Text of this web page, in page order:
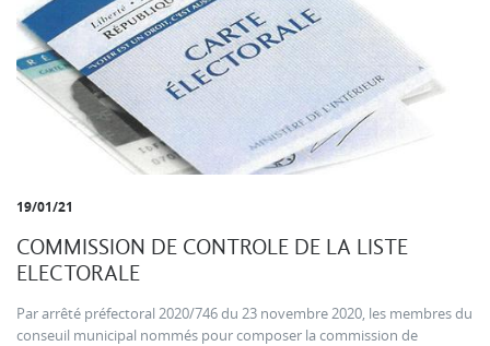
19/01/21
COMMISSION DE CONTROLE DE LA LISTE
ELECTORALE
Par arrêté préfectoral 2020/746 du 23 novembre 2020, les membres du
conseuil municipal nommés pour composer la commission de